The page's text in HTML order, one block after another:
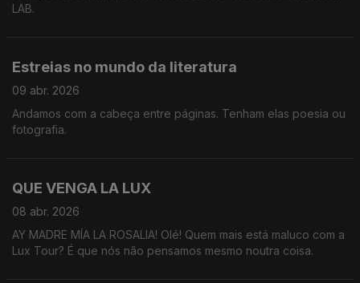
LAB.
Estreias no mundo da literatura
09 abr. 2026
Andamos com a cabeça entre páginas. Tenham elas poesia ou
fotografia.
QUE VENGA LA LUX
08 abr. 2026
AY MADRE MÍA LA ROSALIA! Olé! Quem mais está maluco com a
Lux Tour? É que nós não pensamos mesmo noutra coisa.